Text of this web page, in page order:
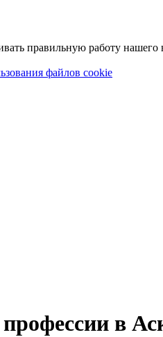
правильную работу нашего
файлов cookie
в